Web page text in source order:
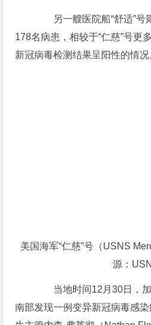
另一艘医院船“舒适”号
178名病患，相较于“仁慈”号更
新冠病毒检测结果呈阳性的情况
美国海军“仁慈”号（USNS
源：USNI
当地时间12月30日，加
南部发现一例变异新冠病毒感